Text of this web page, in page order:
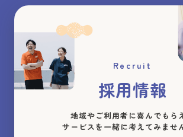
Recruit
採用情報
地域やご利用者に喜んでもら
サービスを一緒に考えてみませ